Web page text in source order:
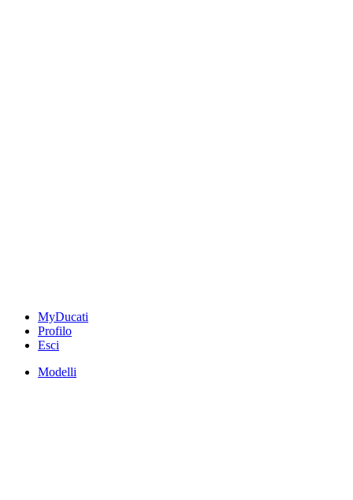
MyDucati
Profilo
Esci
Modelli